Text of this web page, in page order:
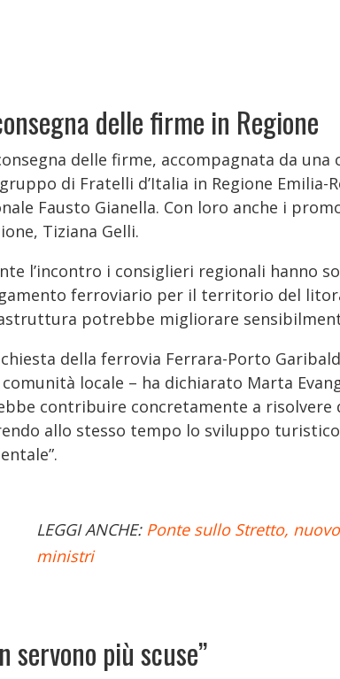
delle firme in Regione
delle firme, accompagnata da
di Fratelli d’Italia in Regione
Fausto Gianella. Con loro anche i
Tiziana Gelli.
l’incontro i consiglieri regionali hanno
ferroviario per il territorio del
potrebbe migliorare
della ferrovia Ferrara-Porto
locale – ha dichiarato Marta
contribuire concretamente a
allo stesso tempo lo sviluppo
LEGGI ANCHE: Ponte sullo Stretto,
ministri
servono più scuse”